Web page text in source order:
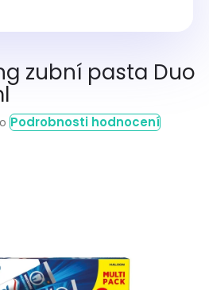
zubní pasta Duo
Podrobnosti hodnocení